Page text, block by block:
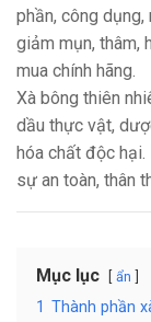
phần, công dụng,
giảm mụn, thâm,
mua chính hãng.
Xà bông thiên
dầu thực vật,
hóa chất độc
sự an toàn, thân
Mục lục ẩn
1 Thành phần